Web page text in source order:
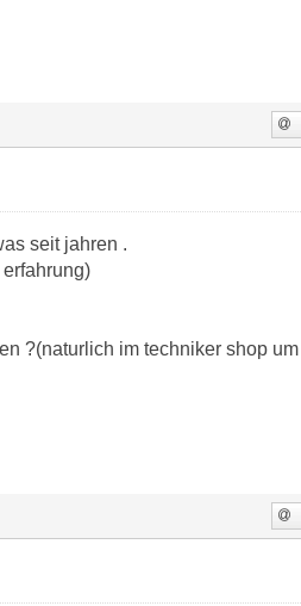
seit jahren .
?(naturlich im techniker shop um